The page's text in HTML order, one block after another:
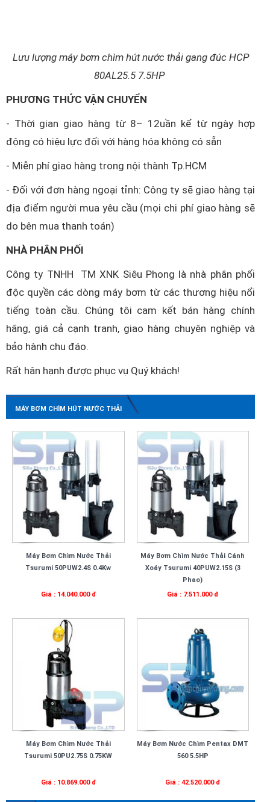
Lưu lượng máy bơm chìm hút nước thải gang đúc HCP
80AL25.5 7.5HP
PHƯƠNG THỨC VẬN CHUYỂN
- Thời gian giao hàng từ 8– 12uần kể từ ngày hợp
động có hiệu lực đối với hàng hóa không có sẵn
- Miễn phí giao hàng trong nội thành Tp.HCM
- Đối với đơn hàng ngoại tỉnh: Công ty sẽ giao hàng tại
địa điểm người mua yêu cầu (mọi chi phí giao hàng sẽ
do bên mua thanh toán)
NHÀ PHÂN PHỐI
Công ty TNHH TM XNK Siêu Phong là nhà phân phối
độc quyền các dòng máy bơm từ các thương hiệu nổi
tiếng toàn cầu. Chúng tôi cam kết bán hàng chính
hãng, giá cả cạnh tranh, giao hàng chuyên nghiệp và
bảo hành chu đáo.
Rất hân hạnh được phục vụ Quý khách!
MÁY BƠM CHÌM HÚT NƯỚC THẢI
Máy Bơm Chìm Nước Thải
Tsurumi 50PUW2.4S 0.4Kw
Giá : 14.040.000 đ
Máy Bơm Chìm Nước Thải Cánh
Xoáy Tsurumi 40PUW2.15S (3
Phao)
Giá : 7.511.000 đ
Máy Bơm Chìm Nước Thải
Tsurumi 50PU2.75S 0.75KW
Giá : 10.869.000 đ
Máy Bơm Nước Chìm Pentax DMT
560 5.5HP
Giá : 42.520.000 đ